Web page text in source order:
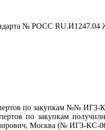
№ РОСС
по закупкам №№
по закупкам
Москва (№ ИГЗ-КС-